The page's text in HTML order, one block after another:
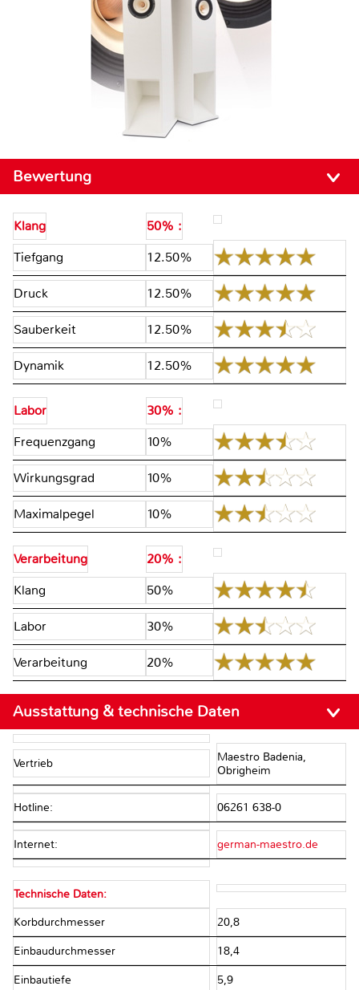
Bewertung
Klang
50% :
Tiefgang
12.50%
Druck 12.50%
Sauberkeit 12.50%
Dynamik 12.50%
Labor
30% :
Frequenzgang
10%
Wirkungsgrad 10%
Maximalpegel 10%
Verarbeitung
20% :
Klang
50%
Labor 30%
Verarbeitung 20%
Ausstattung & technische Daten
Vertrieb
Maestro Badenia,
Obrigheim
Hotline: 06261 638-0
Internet: german-maestro.de
Technische Daten:
Korbdurchmesser 20,8
Einbaudurchmesser 18,4
Einbautiefe 5,9